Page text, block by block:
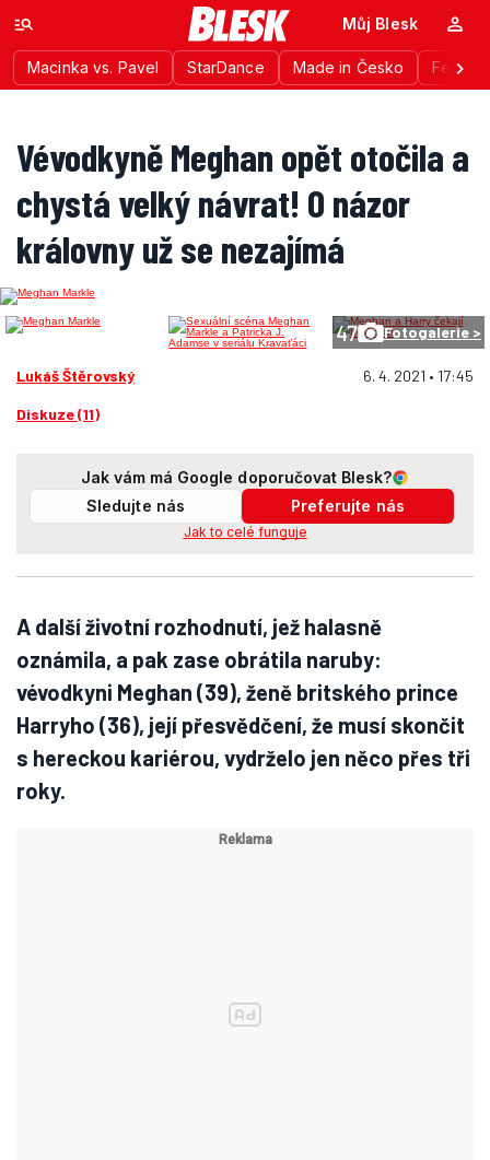
Macinka vs. Pavel StarDance Made in Česko
Můj Blesk
Vévodkyně Meghan opět otočila a
chystá velký návrat! O názor
královny už se nezajímá
47 Fotogalerie >
Lukáš Štěrovský 6. 4. 2021 • 17:45
Diskuze (11)
Jak vám má Google doporučovat Blesk?
Sledujte nás
Preferujte nás
Jak to celé funguje
A další životní rozhodnutí, jež halasně
oznámila, a pak zase obrátila naruby:
vévodkyni Meghan (39), ženě britského prince
Harryho (36), její přesvědčení, že musí skončit
s hereckou kariérou, vydrželo jen něco přes tři
roky.